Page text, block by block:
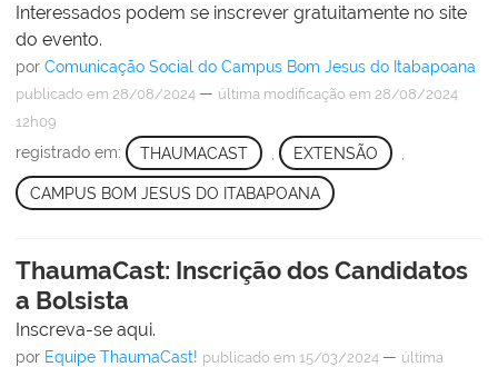
Interessados podem se inscrever gratuitamente no site
do evento.
por Comunicação Social do Campus Bom Jesus do Itabapoana
publicado em 28/08/2024 — última modificação em 28/08/2024
12h09
registrado em: THAUMACAST EXTENSÃO
CAMPUS BOM JESUS DO ITABAPOANA
ThaumaCast: Inscrição dos Candidatos
a Bolsista
Inscreva-se aqui.
por Equipe ThaumaCast! publicado em 15/03/2024 — última